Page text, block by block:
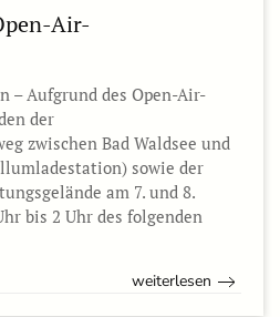
Air-
– Aufgrund des Open-Air-
der
zwischen Bad Waldsee und
sowie der
am 7. und 8.
bis 2 Uhr des folgenden
weiterlesen